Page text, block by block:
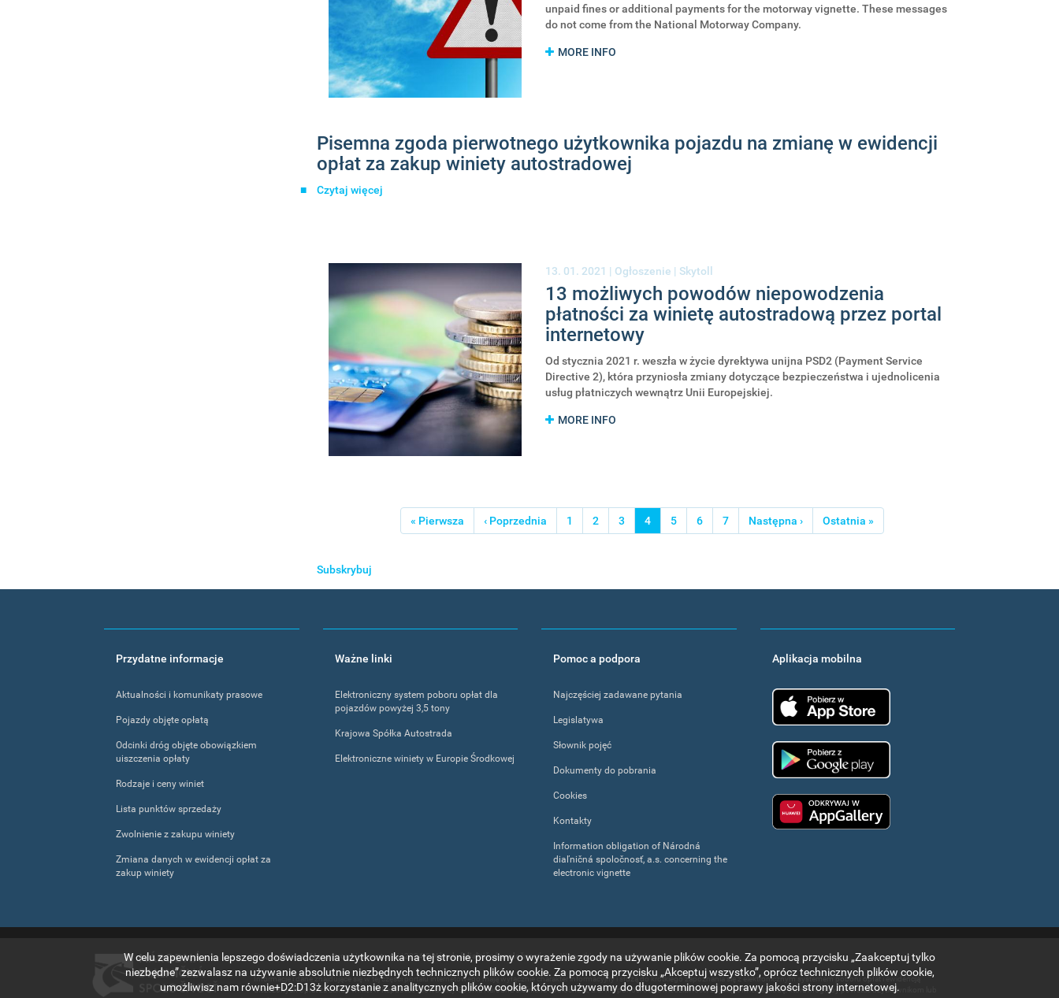
unpaid fines or additional payments for the motorway vignette. These messages
do not come from the National Motorway Company.
MORE INFO
Pisemna zgoda pierwotnego użytkownika pojazdu na zmianę w ewidencji
opłat za zakup winiety autostradowej
Czytaj więcej
pojazdu
zmianę
w
za
zakup
winiety
autostradowej
13. 01. 2021 | Ogłoszenie | Skytoll
13 możliwych powodów niepowodzenia
płatności za winietę autostradową przez portal
internetowy
Od stycznia 2021 r. weszła w życie dyrektywa unijna PSD2 (Payment Service
Directive 2), która przyniosła zmiany dotyczące bezpieczeństwa i ujednolicenia
usług płatniczych wewnątrz Unii Europejskiej.
MORE INFO
Stronicowanie
Pierwsza
strona
« Pierwsza
Poprzednia
strona
‹ Poprzednia Strona
1 Strona
2 Strona
3
Bieżąca
strona
4 Strona
5 Strona
6 Strona
7
Następna
strona
Następna ›
Ostatnia
strona
Ostatnia »
Subskrybuj
FooterPrzydatne informacje
Aktualności i komunikaty prasowe
Pojazdy objęte opłatą
Odcinki dróg objęte obowiązkiem
uiszczenia opłaty
Rodzaje i ceny winiet
Lista punktów sprzedaży
Zwolnienie z zakupu winiety
Zmiana danych w ewidencji opłat za
zakup winiety
Ważne linki
Elektroniczny system poboru opłat dla
pojazdów powyżej 3,5 tony
Krajowa Spółka Autostrada
Elektroniczne winiety w Europie Środkowej
Pomoc a podpora
Najczęściej zadawane pytania
Legislatywa
Słownik pojęć
Dokumenty do pobrania
Cookies
Kontakty
Information obligation of Národná
diaľničná spoločnosť, a.s. concerning the
electronic vignette
Aplikacja mobilna
App Store
Google Play
Huawei app gallery
Strona główna|Mapa strony internetowej| 2024 ©Národná diaľničná spoločnosť, a.s.. Wszystkie prawa zastrzeżone.
Informacje i dane znajdujące się w tej części portalu internetowego mają wyłącznie charakter informacyjny i służą do krótkiego zapoznania się z elektronicznym systemem poboru opłat i ewidencją
uiszczonych opłat za zakup winiet w Republice Słowackiej. Spółka Národná diaľničná spoločnosť, a.s. nie ponosi odpowiedzialności za jakąkolwiek szkodę, która mogłaby powstać użytkownikom lub
W celu zapewnienia lepszego doświadczenia użytkownika na tej stronie, prosimy o wyrażenie zgody na używanie plików cookie. Za pomocą przycisku „Zaakceptuj tylko
niezbędne” zezwalasz na używanie absolutnie niezbędnych technicznych plików cookie. Za pomocą przycisku „Akceptuj wszystko”, oprócz technicznych plików cookie,
umożliwisz nam równie+D2:D13ż korzystanie z analitycznych plików cookie, których używamy do długoterminowej poprawy jakości strony internetowej.